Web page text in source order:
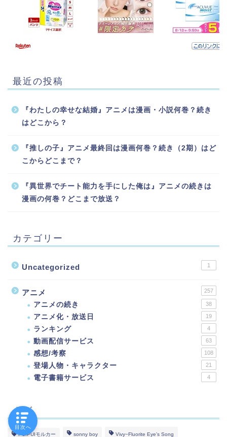
最近の投稿
『わたしの幸せな結婚』アニメは漫画・小説何巻？続き
はどこから？
『推しの子』アニメ最終回は漫画何巻？続き（2期）はど
こからどこまで？
『異世界でチート能力を手にした俺は』アニメの続きは
漫画の何巻？どこまで放送？
カテゴリー
Uncategorized 1
アニメ 257
アニメの続き 38
アニメ化・放送日 19
ランキング 4
動画配信サービス 63
感想/考察 108
登場人物・キャラクター 21
電子書籍サービス 4
タグ
PUIPUIモルカー sonny boy Vivy−Fluorite Eye’s Song
目次へ